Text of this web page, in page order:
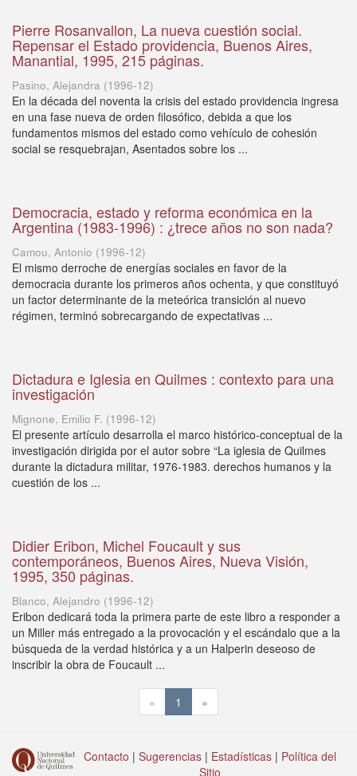
Pierre Rosanvallon, La nueva cuestión social.
Repensar el Estado providencia, Buenos Aires,
Manantial, 1995, 215 páginas.
Pasino, Alejandra (1996-12)
En la década del noventa la crisis del estado providencia ingresa
en una fase nueva de orden filosófico, debida a que los
fundamentos mismos del estado como vehículo de cohesión
social se resquebrajan, Asentados sobre los ...
Democracia, estado y reforma económica en la
Argentina (1983-1996) : ¿trece años no son nada?
Camou, Antonio (1996-12)
El mismo derroche de energías sociales en favor de la
democracia durante los primeros años ochenta, y que constituyó
un factor determinante de la meteórica transición al nuevo
régimen, terminó sobrecargando de expectativas ...
Dictadura e Iglesia en Quilmes : contexto para una
investigación
Mignone, Emilio F. (1996-12)
El presente artículo desarrolla el marco histórico-conceptual de la
investigación dirigida por el autor sobre “La iglesia de Quilmes
durante la dictadura militar, 1976-1983. derechos humanos y la
cuestión de los ...
Didier Eribon, Michel Foucault y sus
contemporáneos, Buenos Aires, Nueva Visión,
1995, 350 páginas.
Blanco, Alejandro (1996-12)
Eribon dedicará toda la primera parte de este libro a responder a
un Miller más entregado a la provocación y el escándalo que a la
búsqueda de la verdad histórica y a un Halperin deseoso de
inscribir la obra de Foucault ...
« 1 »
Contacto | Sugerencias | Estadísticas | Política del
Sitio